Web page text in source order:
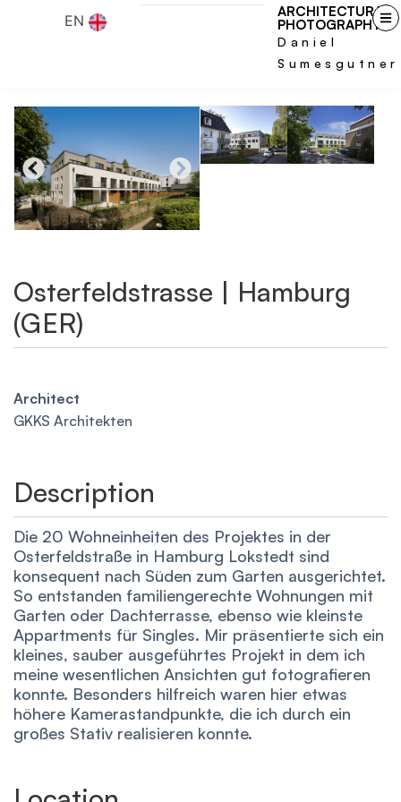
EN
ARCHITECTURAL
PHOTOGRAPHY
Daniel
Sumesgutner
Osterfeldstrasse | Hamburg
(GER)
Architect
GKKS Architekten
Description
Die 20 Wohneinheiten des Projektes in der
Osterfeldstraße in Hamburg Lokstedt sind
konsequent nach Süden zum Garten ausgerichtet.
So entstanden familiengerechte Wohnungen mit
Garten oder Dachterrasse, ebenso wie kleinste
Appartments für Singles. Mir präsentierte sich ein
kleines, sauber ausgeführtes Projekt in dem ich
meine wesentlichen Ansichten gut fotografieren
konnte. Besonders hilfreich waren hier etwas
höhere Kamerastandpunkte, die ich durch ein
großes Stativ realisieren konnte.